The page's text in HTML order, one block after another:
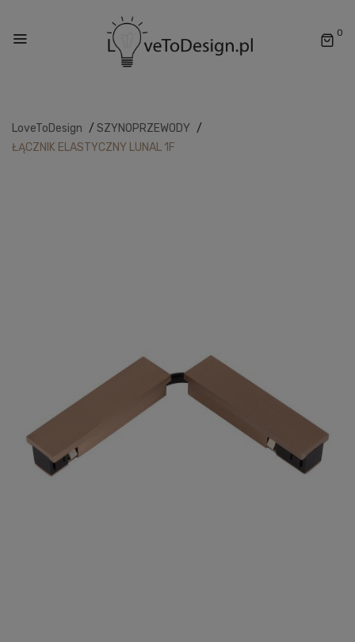
0
LoveToDesign / SZYNOPRZEWODY /
ŁĄCZNIK ELASTYCZNY LUNAL 1F